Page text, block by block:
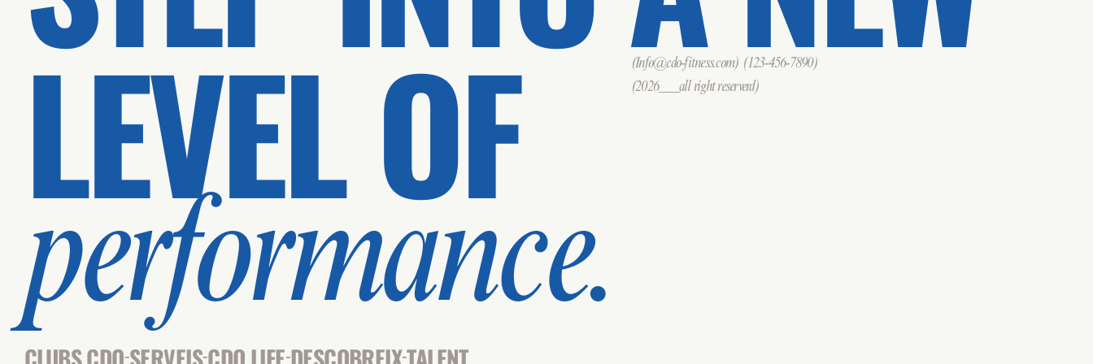
(Info@cdo-fitness.com) (123-456-7890)
(2026___all right reserverd)
LEVEL OF
performance.
- - - -